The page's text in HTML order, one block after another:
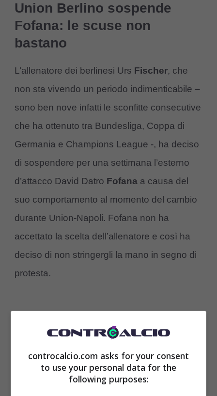
Union Berlino sospende
Fofana: le scuse non
bastano
L’allenatore dei berlinesi Urs Fischer, che
non sta vivendo un periodo indimenticabile –
sono ben nove infatti le sconfitte consecutive
che ha ottenuto tra Bundesliga, Coppa di
Germania e Champions League -, ha deciso
di sospendere per una settimana l’esterno
d’attacco David Datro Fofana a causa del
suo comportamento al momento del cambio
durante Union-Napoli. Fofana non ha
accettato la scelta dell’allenatore e così ha
deciso di non stringergli la mano in segno di
protesta.
controcalcio.com asks for your consent
to use your personal data for the
following purposes: